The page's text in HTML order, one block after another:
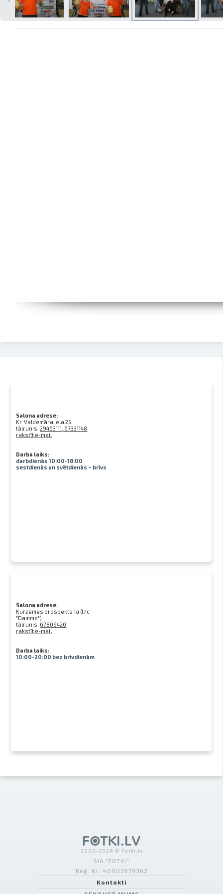
Izdrukas 1h laikā Rīgā – pasūtiet
Salona adrese:
Kr. Valdemāra iela 25
tālrunis:29463111, 67331148
rakstīt e-mail
Darba laiks:
darbdienās 10:00-18:00
sestdienās un svētdienās – brīvs
Salona adrese:
Kurzemes prospekts 1a (t/c
"Damme")
tālrunis: 67809420
rakstīt e-mail
Darba laiks:
10:00-20:00 bez brīvdienām
2000-2026 © Fotki.lv
SIA "FOTKI"
Reģ. Nr. 40003679362
Kontakti